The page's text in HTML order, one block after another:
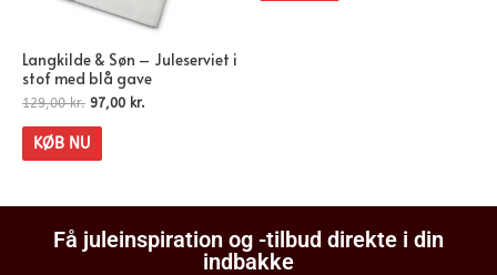
Langkilde & Søn – Juleserviet i
stof med blå gave
129,00kr. 97,00 kr.
KØB NU
Få juleinspiration og -tilbud direkte i din
indbakke